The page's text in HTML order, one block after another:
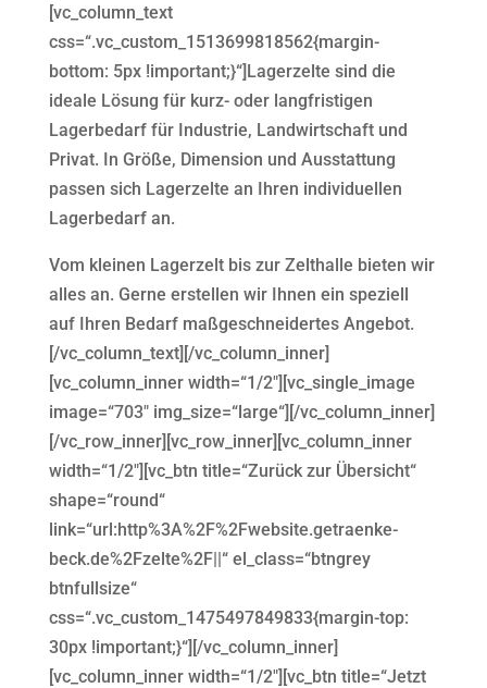
[vc_column_text
css=“.vc_custom_1513699818562{margin-
bottom: 5px !important;}“]Lagerzelte sind die
ideale Lösung für kurz- oder langfristigen
Lagerbedarf für Industrie, Landwirtschaft und
Privat. In Größe, Dimension und Ausstattung
passen sich Lagerzelte an Ihren individuellen
Lagerbedarf an.
Vom kleinen Lagerzelt bis zur Zelthalle bieten wir
alles an. Gerne erstellen wir Ihnen ein speziell
auf Ihren Bedarf maßgeschneidertes Angebot.
[/vc_column_text][/vc_column_inner]
[vc_column_inner width=“1/2″][vc_single_image
image=“703″ img_size=“large“][/vc_column_inner]
[/vc_row_inner][vc_row_inner][vc_column_inner
width=“1/2″][vc_btn title=“Zurück zur Übersicht“
shape=“round“
link=“url:http%3A%2F%2Fwebsite.getraenke-
beck.de%2Fzelte%2F||“ el_class=“btngrey
btnfullsize“
css=“.vc_custom_1475497849833{margin-top:
30px !important;}“][/vc_column_inner]
[vc_column_inner width=“1/2″][vc_btn title=“Jetzt